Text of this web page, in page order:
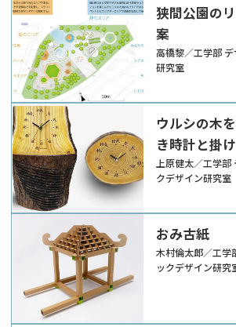
狭間公園の
案
高橋黎／工学部
研究室
ウルシの木
き時計と掛
上原健太／工学部
クデザイン研究室
おみ古紙
木村倫太郎／工学
ックデザイン研究